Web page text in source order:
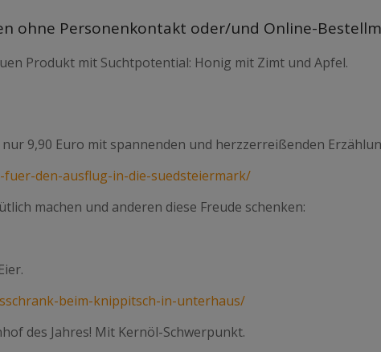
ohne Personenkontakt oder/und Online-
Produkt mit Suchtpotential: Honig mit Zimt und Apfel.
9,90 Euro mit spannenden und herzzerreißenden
den-ausflug-in-die-suedsteiermark/
machen und anderen diese Freude schenken:
beim-knippitsch-in-unterhaus/
des Jahres! Mit Kernöl-Schwerpunkt.